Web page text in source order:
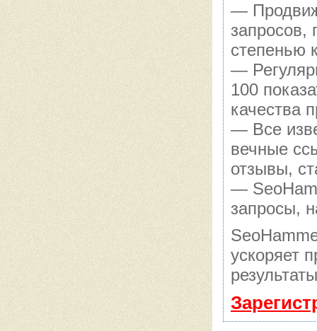
—
запросов,
степенью
—
100
качества
— Все
вечные
отзывы,
—
запросы,
ускоряет